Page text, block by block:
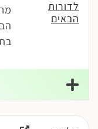
לדורות
הבאים